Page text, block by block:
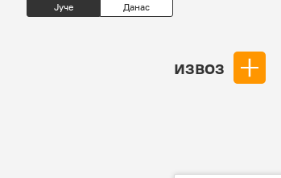
Јуче Данас
извоз